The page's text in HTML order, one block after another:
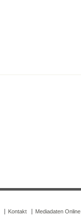
Kontakt Mediadaten Online